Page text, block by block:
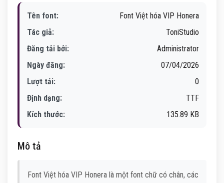
Tên font:
Font Việt hóa VIP Honera
Tác giả:
ToniStudio
Đăng tải bởi:
Administrator
Ngày đăng:
07/04/2026
Lượt tải:
0
Định dạng:
TTF
Kích thước:
135.89 KB
Mô tả
Font Việt hóa VIP Honera là một font chữ có chân, các